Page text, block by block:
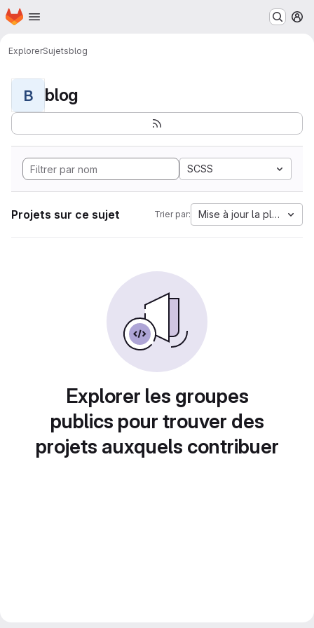
Passer au contenu principal
Page d'accueil
ExplorerSujetsblog
B blog
SCSS
Projets sur ce sujet Trier par: Mise à jour la plus
Explorer les groupes
publics pour trouver des
projets auxquels contribuer